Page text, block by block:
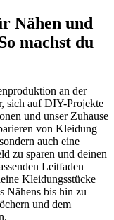
Nähen und
machst du
an der
sich auf DIY-Projekte
und unser Zuhause
von Kleidung
auch eine
zu sparen und deinen
Leitfaden
Kleidungsstücke
Nähens bis hin zu
und dem